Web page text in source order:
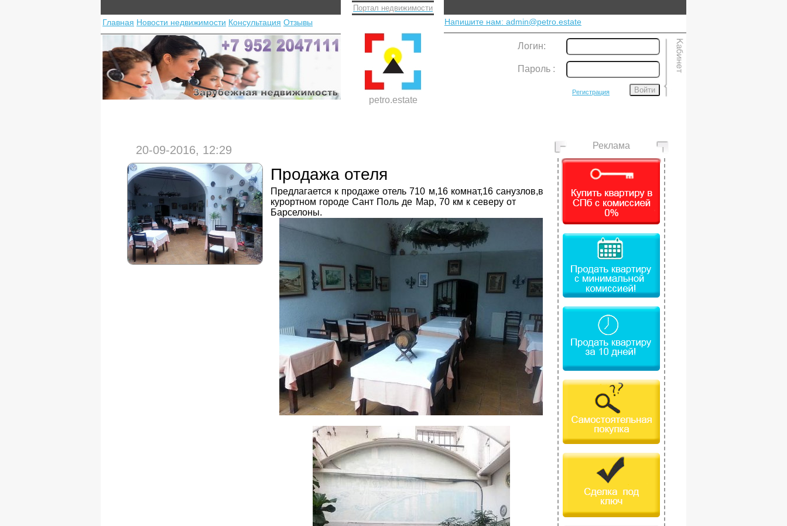
Главная Новости недвижимости Консультация Отзывы
Портал недвижимости
petro.estate
Напишите нам: admin@petro.estate
Логин:
Пароль :
Регистрация Войти
20-09-2016, 12:29
Продажа отеля
Предлагается к продаже отель 710 м,16 комнат,16 санузлов,в
курортном городе Сант Поль де Мар, 70 км к северу от
Барселоны.
Реклама